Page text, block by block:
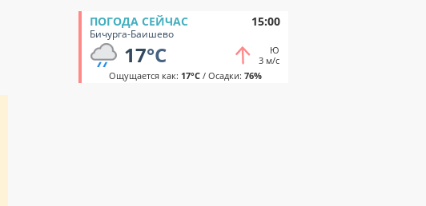
ПОГОДА СЕЙЧАС 15:00
Бичурга-Баишево
17°C
Ю
3 м/с
Ощущается как: 17°C/ Осадки: 76%